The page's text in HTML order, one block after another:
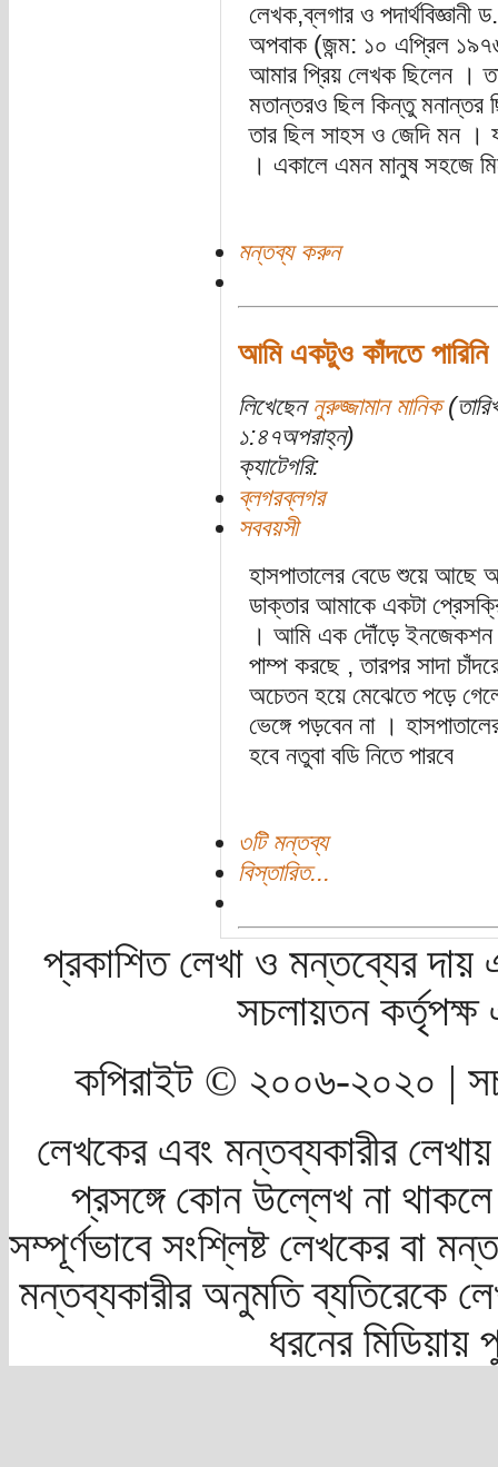
লেখক,ব্লগার ও
অপবাক (জন্ম: ১০ এপ্রিল
আমার প্রিয় লেখক ছিলেন ।
মতান্তরও ছিল কিন্তু
তার ছিল সাহস ও জেদি মন ।
। একালে এমন মানুষ সহজে
মন্তব্য করুন
আমি একটুও কাঁদতে পারিনি
লিখেছেন নুরুজ্জামান মানিক
১:৪৭অপরাহ্ন)
ক্যাটেগরি:
ব্লগরব্লগর
সববয়সী
হাসপাতালের বেডে শুয়ে আছে
ডাক্তার আমাকে একটা
। আমি এক দৌঁড়ে ইনজেকশন
পাম্প করছে , তারপর সাদা
অচেতন হয়ে মেঝেতে পড়ে
ভেঙ্গে পড়বেন না ।
হবে নতুবা বডি নিতে পারবে
৩টি মন্তব্য
বিস্তারিত...
প্রকাশিত লেখা ও মন্তব্যের দায়
সচলায়তন
কপিরাইট © ২০০৬-২০২০ |
লেখকের এবং মন্তব্যকারীর
প্রসঙ্গে কোন উল্লেখ না
সম্পূর্ণভাবে সংশ্লিষ্ট লেখকের বা
মন্তব্যকারীর অনুমতি ব্যতিরেকে
ধরনের মিডিয়ায়